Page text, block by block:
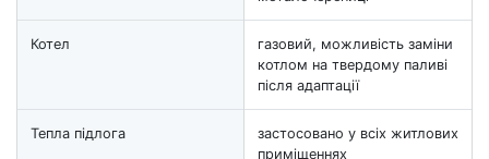
Котел
газовий, можливість заміни
котлом на твердому паливі
після адаптації
Тепла підлога
застосовано у всіх житлових
приміщеннях